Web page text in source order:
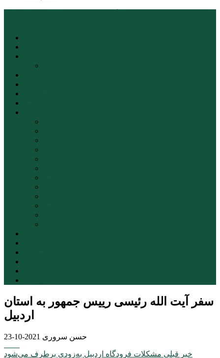
سفر آیت الله رئیسی رییس جمهور به استان
اردبیل
حسن سروری 2021-10-23
خبر قبلی مشکلات فرودگاه اردبیل به‌زودی برطرف می‌شود